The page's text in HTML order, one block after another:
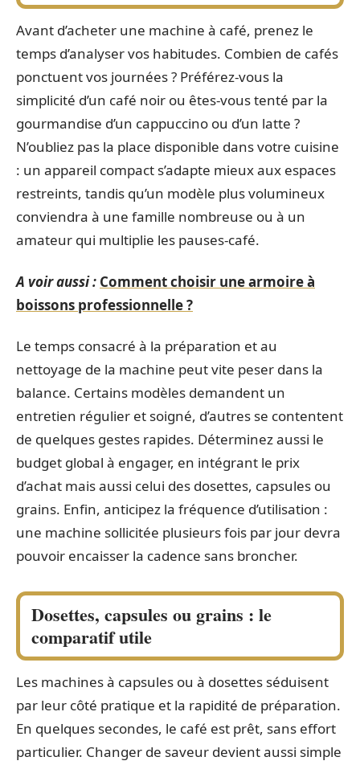
Avant d’acheter une machine à café, prenez le
temps d’analyser vos habitudes. Combien de cafés
ponctuent vos journées ? Préférez-vous la
simplicité d’un café noir ou êtes-vous tenté par la
gourmandise d’un cappuccino ou d’un latte ?
N’oubliez pas la place disponible dans votre cuisine
: un appareil compact s’adapte mieux aux espaces
restreints, tandis qu’un modèle plus volumineux
conviendra à une famille nombreuse ou à un
amateur qui multiplie les pauses-café.
A voir aussi : Comment choisir une armoire à
boissons professionnelle ?
Le temps consacré à la préparation et au
nettoyage de la machine peut vite peser dans la
balance. Certains modèles demandent un
entretien régulier et soigné, d’autres se contentent
de quelques gestes rapides. Déterminez aussi le
budget global à engager, en intégrant le prix
d’achat mais aussi celui des dosettes, capsules ou
grains. Enfin, anticipez la fréquence d’utilisation :
une machine sollicitée plusieurs fois par jour devra
pouvoir encaisser la cadence sans broncher.
Dosettes, capsules ou grains : le
comparatif utile
Les machines à capsules ou à dosettes séduisent
par leur côté pratique et la rapidité de préparation.
En quelques secondes, le café est prêt, sans effort
particulier. Changer de saveur devient aussi simple